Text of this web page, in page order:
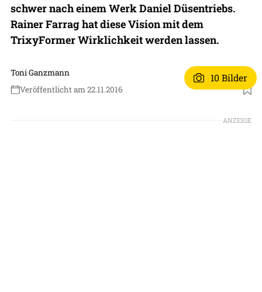
schwer nach einem Werk Daniel Düsentriebs.
Rainer Farrag hat diese Vision mit dem
TrixyFormer Wirklichkeit werden lassen.
Toni Ganzmann
Veröffentlicht am 22.11.2016
10 Bilder
ANZEIGE